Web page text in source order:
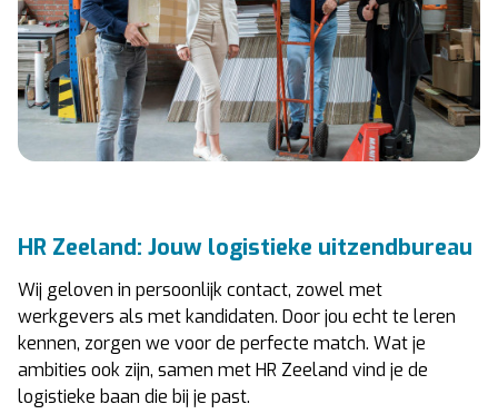
HR Zeeland: Jouw logistieke uitzendbureau
Wij geloven in persoonlijk contact, zowel met
werkgevers als met kandidaten. Door jou echt te leren
kennen, zorgen we voor de perfecte match. Wat je
ambities ook zijn, samen met HR Zeeland vind je de
logistieke baan die bij je past.